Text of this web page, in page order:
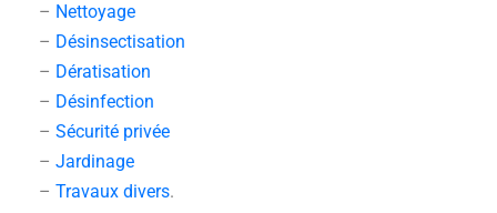
– Nettoyage
– Désinsectisation
– Dératisation
– Désinfection
– Sécurité privée
– Jardinage
– Travaux divers.